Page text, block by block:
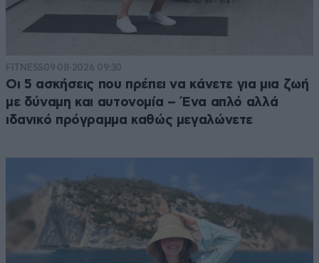
FITNESS09·08·2026 09:30
Οι 5 ασκήσεις που πρέπει να κάνετε για μια ζωή
με δύναμη και αυτονομία – Ένα απλό αλλά
ιδανικό πρόγραμμα καθώς μεγαλώνετε